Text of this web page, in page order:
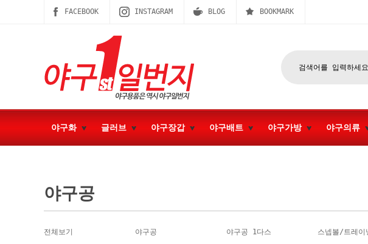
FACEBOOK INSTAGRAM BLOG BOOKMARK
야구화 글러브 야구장갑 야구배트 야구가방 야구의류
야구공
전체보기 야구공 야구공 1다스 스넵볼/트레이